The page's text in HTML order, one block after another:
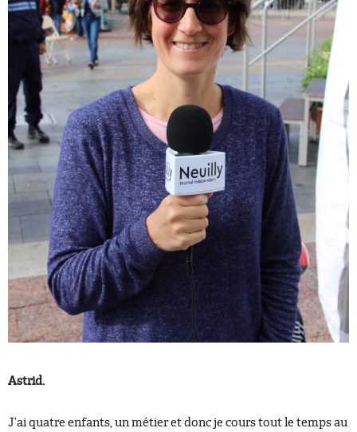
Astrid.
J’ai quatre enfants, un métier et donc je cours tout le temps au